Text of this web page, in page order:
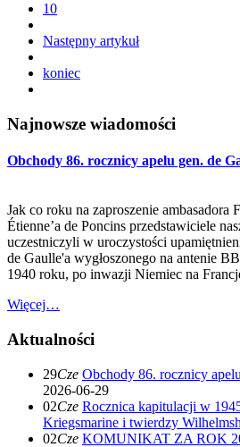
10
Następny artykuł
koniec
Najnowsze wiadomości
Obchody 86. rocznicy apelu gen. de
Jak co roku na zaproszenie ambasadora
Étienne’a de Poncins przedstawiciele
uczestniczyli w uroczystości
de Gaulle'a wygłoszonego na antenie
1940 roku, po inwazji Niemiec na
Więcej…
Aktualności
29Cze Obchody 86. rocznicy
2026-06-29
02Cze Rocznica kapitulacji w
Kriegsmarine i twierdzy
02Cze KOMUNIKAT ZA ROK